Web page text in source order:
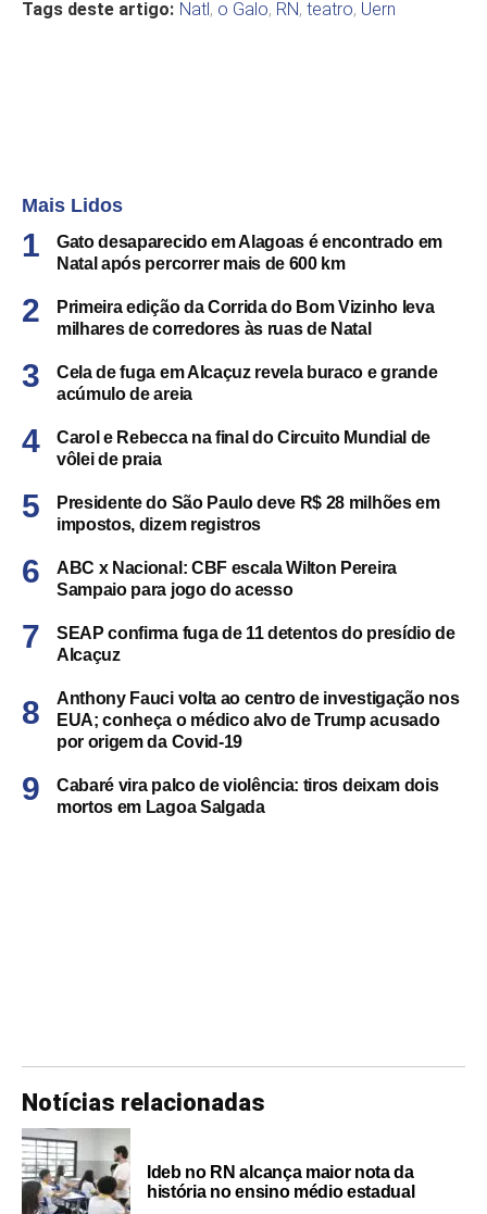
Tags deste artigo: Natl, o Galo, RN, teatro, Uern
Mais Lidos
Gato desaparecido em Alagoas é encontrado em
Natal após percorrer mais de 600 km
Primeira edição da Corrida do Bom Vizinho leva
milhares de corredores às ruas de Natal
Cela de fuga em Alcaçuz revela buraco e grande
acúmulo de areia
Carol e Rebecca na final do Circuito Mundial de
vôlei de praia
Presidente do São Paulo deve R$ 28 milhões em
impostos, dizem registros
ABC x Nacional: CBF escala Wilton Pereira
Sampaio para jogo do acesso
SEAP confirma fuga de 11 detentos do presídio de
Alcaçuz
Anthony Fauci volta ao centro de investigação nos
EUA; conheça o médico alvo de Trump acusado
por origem da Covid-19
Cabaré vira palco de violência: tiros deixam dois
mortos em Lagoa Salgada
Notícias relacionadas
Ideb no RN alcança maior nota da
história no ensino médio estadual